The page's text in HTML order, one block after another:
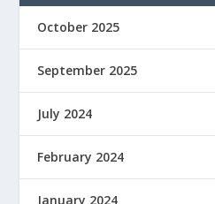
October 2025
September 2025
July 2024
February 2024
January 2024